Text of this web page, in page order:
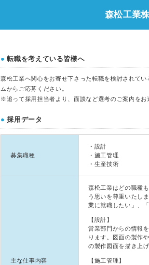
森松工業
● 転職を考えている皆様へ
森松工業へ関心をお寄せ下さった転職を検討されて
ムからご応募ください。
※追って採用担当者より、面談など選考のご案内を
● 採用データ
募集職種
・設計
・施工管理
・生産技術
主な仕事内容
森松工業はどの職種
う思いを尊重いたし
業に就職したい」、
【設計】
営業部門からの情報
ります。図面の製作
の製作図面を描き上
【施工管理】